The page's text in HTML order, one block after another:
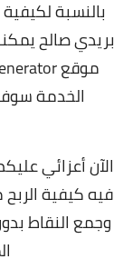
بالنسبة
بريدي صالح
الخدمة
الآن أعزائي
فيه كيفية
وجمع النقاط